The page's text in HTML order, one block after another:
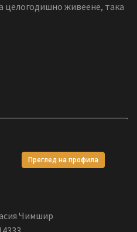
целогодишно живеене, така
Преглед на профила
Чимшир